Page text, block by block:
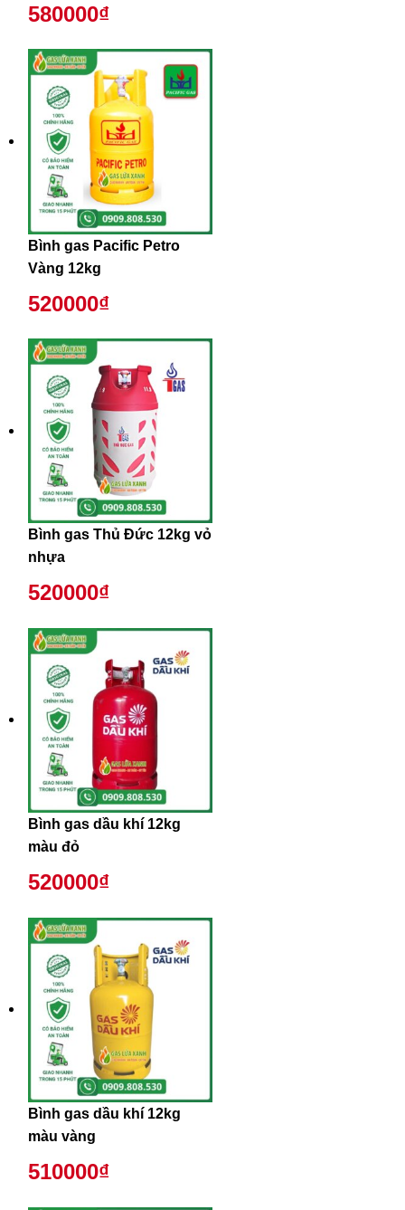
580000₫
Bình gas Pacific Petro
Vàng 12kg
520000₫
Bình gas Thủ Đức 12kg vỏ
nhựa
520000₫
Bình gas dầu khí 12kg
màu đỏ
520000₫
Bình gas dầu khí 12kg
màu vàng
510000₫